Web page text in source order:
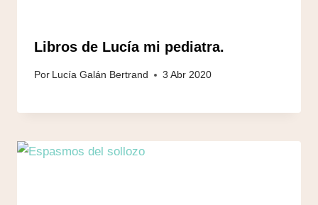
Libros de Lucía mi pediatra.
Por Lucía Galán Bertrand 3 Abr 2020